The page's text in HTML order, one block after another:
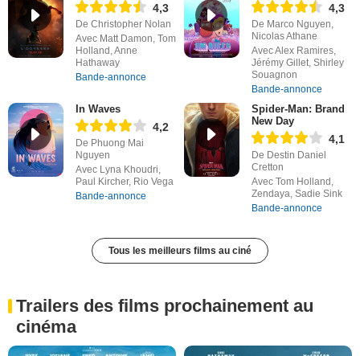
4,3
De Christopher Nolan
Avec Matt Damon, Tom
Holland, Anne
Hathaway
Bande-annonce
4,3
De Marco Nguyen,
Nicolas Athane
Avec Alex Ramires,
Jérémy Gillet, Shirley
Souagnon
Bande-annonce
In Waves
4,2
De Phuong Mai
Nguyen
Avec Lyna Khoudri,
Paul Kircher, Rio Vega
Bande-annonce
Spider-Man: Brand
New Day
4,1
De Destin Daniel
Cretton
Avec Tom Holland,
Zendaya, Sadie Sink
Bande-annonce
Tous les meilleurs films au ciné
Trailers des films prochainement au
cinéma